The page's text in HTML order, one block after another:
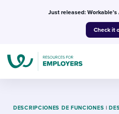
Just released:
Check it
DESCRIPCIONES DE FUNCIONES |